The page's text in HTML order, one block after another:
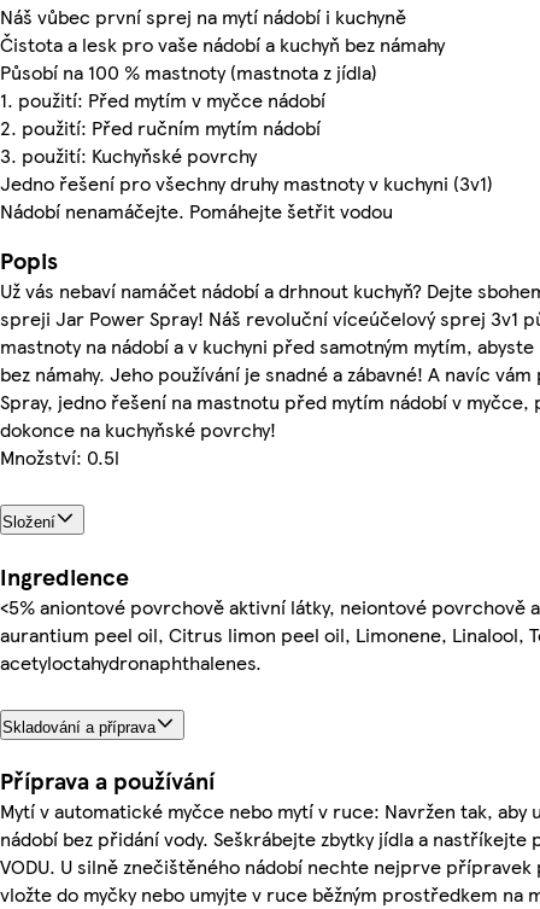
Náš vůbec první sprej na mytí nádobí i kuchyně
Čistota a lesk pro vaše nádobí a kuchyň bez námahy
Působí na 100 % mastnoty (mastnota z jídla)
1. použití: Před mytím v myčce nádobí
2. použití: Před ručním mytím nádobí
3. použití: Kuchyňské povrchy
Jedno řešení pro všechny druhy mastnoty v kuchyni (3v1)
Nádobí nenamáčejte. Pomáhejte šetřit vodou
Popis
Už vás nebaví namáčet nádobí a drhnout kuchyň? Dejte
spreji Jar Power Spray! Náš revoluční víceúčelový sprej 3v1
mastnoty na nádobí a v kuchyni před samotným mytím,
bez námahy. Jeho používání je snadné a zábavné! A navíc
Spray, jedno řešení na mastnotu před mytím nádobí v
dokonce na kuchyňské povrchy!
Množství: 0.5l
Složení
Ingredience
<5% aniontové povrchově aktivní látky, neiontové povrchově
aurantium peel oil, Citrus limon peel oil, Limonene, Linalool,
acetyloctahydronaphthalenes.
Skladování a příprava
Příprava a používání
Mytí v automatické myčce nebo mytí v ruce: Navržen tak, aby
nádobí bez přidání vody. Seškrábejte zbytky jídla a nastříkejte
VODU. U silně znečištěného nádobí nechte nejprve
vložte do myčky nebo umyjte v ruce běžným prostředkem na